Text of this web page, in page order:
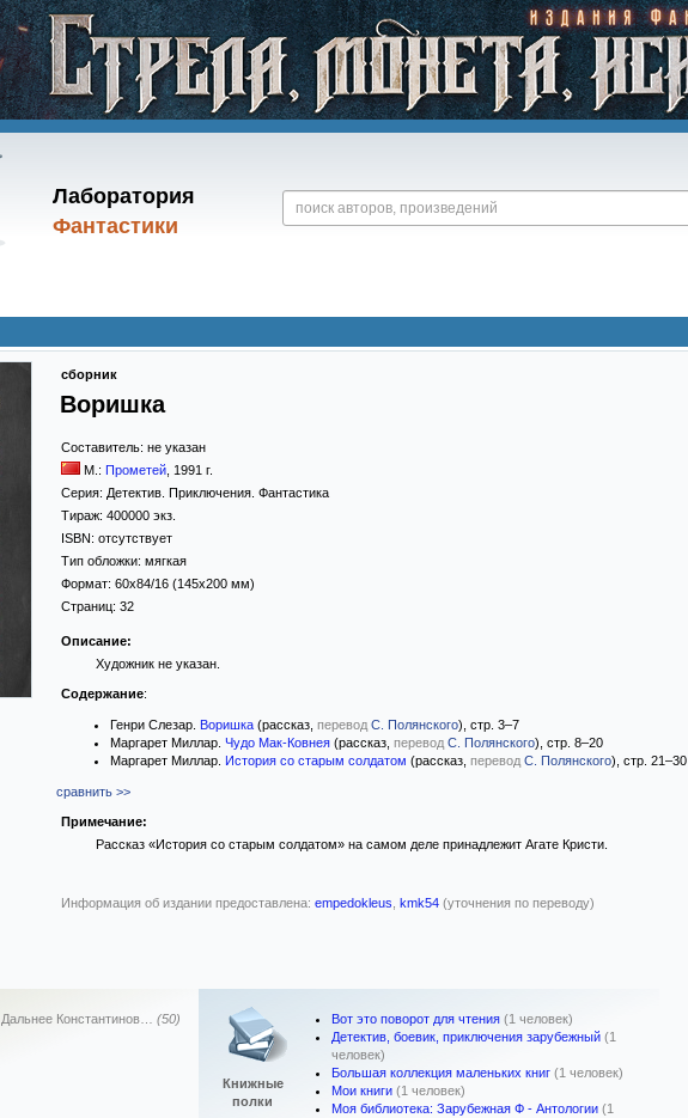
Лаборатория
Фантастики
сборник
Воришка
Составитель: не указан
М.: Прометей 1991 г.
Серия: Детектив. Приключения. Фантастика
Тираж: 400000 экз.
ISBN: отсутствует
Тип обложки: мягкая
Формат: 60x84/16 (145x200 мм)
Страниц: 32
Описание:
Художник не указан.
Содержание:
Генри Слезар. Воришка (рассказ, перевод С. Полянского), стр. 3–7
Маргарет Миллар. Чудо Мак-Ковнея (рассказ, перевод С. Полянского), стр. 8–20
Маргарет Миллар. История со старым солдатом (рассказ, перевод С. Полянского), стр. 21–30
сравнить >>
Примечание:
Рассказ «История со старым солдатом» на самом деле принадлежит Агате Кристи.
Информация об издании предоставлена: empedokleus kmk54 (уточнения по переводу)
Дальнее Константинов… (50)
Книжные
полки
Вот это поворот для чтения (1 человек)
Детектив, боевик, приключения зарубежный (1
человек)
Большая коллекция маленьких книг (1 человек)
Мои книги (1 человек)
Моя библиотека: Зарубежная Ф - Антологии (1